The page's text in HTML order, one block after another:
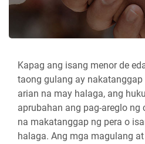
Kapag ang isang menor de
taong gulang ay
arian na may halaga, ang
aprubahan ang pag-areglo ng
na makatanggap ng pera o
halaga. Ang mga magulang